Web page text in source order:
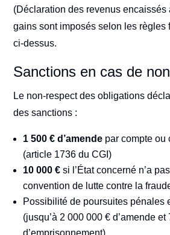
(Déclaration des revenus encaissés
gains sont imposés selon les règles
ci-dessus.
Sanctions en cas de
Le non-respect des obligations
des sanctions :
1 500 € d’amende par compte ou
(article 1736 du CGI)
10 000 € si l’État concerné n’a
convention de lutte contre la
Possibilité de poursuites pénales
(jusqu’à 2 000 000 € d’amende et
d’emprisonnement)